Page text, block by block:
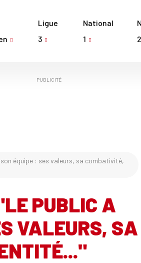
Ligue
3
National
1
2
PUBLICITÉ
équipe : ses valeurs, sa combativité,
PUBLIC A
VALEURS, SA